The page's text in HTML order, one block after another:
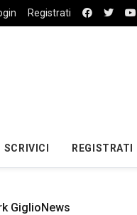
Registrati
SCRIVICI REGISTRATI
GiglioNews